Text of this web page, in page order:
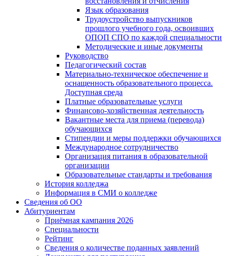
Язык образования
Трудоустройство выпускников
прошлого учебного года, освоивших
ОПОП СПО по каждой специальности
Методические и иные документы
Руководство
Педагогический состав
Материально-техническое обеспечение и
оснащенность образовательного процесса.
Доступная среда
Платные образовательные услуги
Финансово-хозяйственная деятельность
Вакантные места для приема (перевода)
обучающихся
Стипендии и меры поддержки обучающихся
Международное сотрудничество
Организация питания в образовательной
организации
Образовательные стандарты и требования
История колледжа
Информация в СМИ о колледже
Сведения об ОО
Абитуриентам
Приёмная кампания 2026
Специальности
Рейтинг
Сведения о количестве поданных заявлений